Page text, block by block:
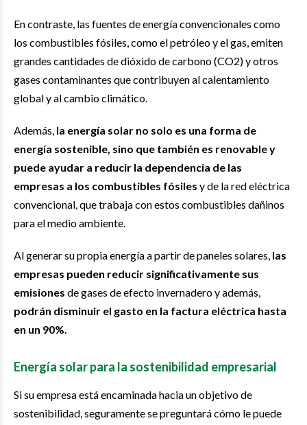
En contraste, las fuentes de energía convencionales como
los combustibles fósiles, como el petróleo y el gas, emiten
grandes cantidades de dióxido de carbono (CO2) y otros
gases contaminantes que contribuyen al calentamiento
global y al cambio climático.
Además, la energía solar no solo es una forma de
energía sostenible, sino que también es renovable y
puede ayudar a reducir la dependencia de las
empresas a los combustibles fósiles y de la red eléctrica
convencional, que trabaja con estos combustibles dañinos
para el medio ambiente.
Al generar su propia energía a partir de paneles solares, las
empresas pueden reducir significativamente sus
emisiones de gases de efecto invernadero y además,
podrán disminuir el gasto en la factura eléctrica hasta
en un 90%.
Energía solar para la sostenibilidad empresarial
Si su empresa está encaminada hacia un objetivo de
sostenibilidad, seguramente se preguntará cómo le puede